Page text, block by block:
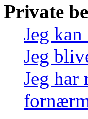
Private
Jeg
Jeg
Jeg har